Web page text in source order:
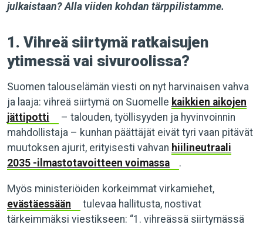
julkaistaan? Alla viiden kohdan tärppilistamme.
1. Vihreä siirtymä ratkaisujen
ytimessä vai sivuroolissa?
Suomen talouselämän viesti on nyt harvinaisen vahva
ja laaja: vihreä siirtymä on Suomelle kaikkien aikojen
jättipotti
– talouden, työllisyyden ja hyvinvoinnin
mahdollistaja – kunhan päättäjät eivät tyri vaan pitävät
muutoksen ajurit, erityisesti vahvan hiilineutraali
2035 -ilmastotavoitteen voimassa
.
Myös ministeriöiden korkeimmat virkamiehet,
evästäessään
tulevaa hallitusta, nostivat
tärkeimmäksi viestikseen: “1. vihreässä siirtymässä